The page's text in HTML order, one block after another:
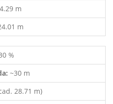
m
m
%
~30 m
28.71 m)